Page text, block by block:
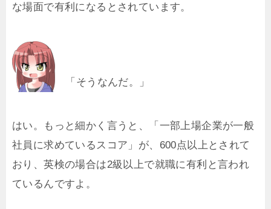
な場面で有利になるとされています。
「そうなんだ。」
はい。もっと細かく言うと、「一部上場企業が一般
社員に求めているスコア」が、600点以上とされて
おり、英検の場合は2級以上で就職に有利と言われ
ているんですよ。